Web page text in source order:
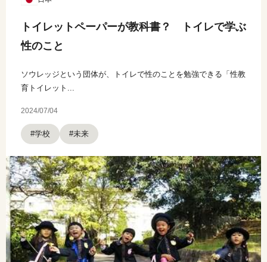
トイレットペーパーが教科書？ トイレで学ぶ
性のこと
ソウレッジという団体が、トイレで性のことを勉強できる「性教
育トイレット...
2024/07/04
#学校 #未来